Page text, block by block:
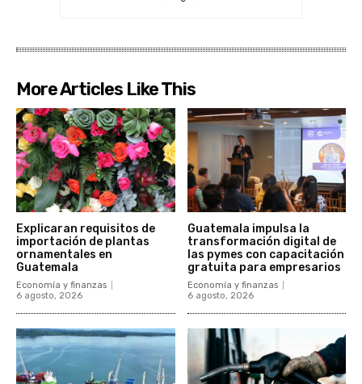
More Articles Like This
Explicaran requisitos de
importación de plantas
ornamentales en
Guatemala
Economía y finanzas
6 agosto, 2026
Guatemala impulsa la
transformación digital de
las pymes con capacitación
gratuita para empresarios
Economía y finanzas
6 agosto, 2026